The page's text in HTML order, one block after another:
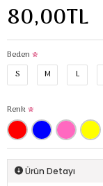
80,00TL
Beden
S M L
Renk
Ürün Detayı